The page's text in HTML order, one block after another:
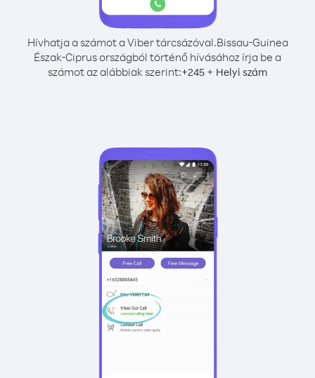
Hívhatja a számot a Viber tárcsázóval.Bissau-Guinea
Észak-Ciprus országból történő hívásához írja be a
számot az alábbiak szerint:+245 + Helyi szám